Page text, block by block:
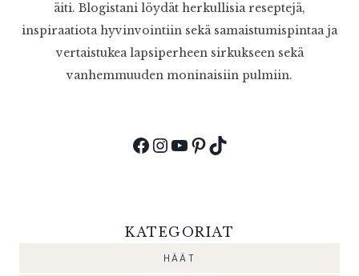
äiti. Blogistani löydät herkullisia reseptejä,
inspiraatiota hyvinvointiin sekä samaistumispintaa ja
vertaistukea lapsiperheen sirkukseen sekä
vanhemmuuden moninaisiin pulmiin.
Facebook
Instagram
YouTube
Pinterest
TikTok
KATEGORIAT
HÄÄT